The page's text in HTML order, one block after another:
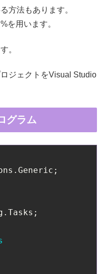
方法もあります。
を用います。
。
ジェクトをVisual Studio
グラム